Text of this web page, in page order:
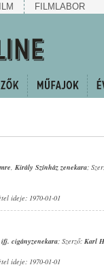
FILMLABOR
, Király Színház zenekara;
ideje: 1970-01-01
cigányzenekara; Szerző: Karl
ideje: 1970-01-01